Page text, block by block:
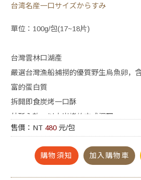
台湾名産一口サイズからすみ
單位：100g/包(17~18片)
台灣雲林口湖產
嚴選台灣漁船捕撈的優質野生烏魚卵，
富的蛋白質
拆開即食炭烤一口酥
外酥內軟，以木炭烤的方式調理
讓烏魚子的腥味較淡還有淡淡的燒烤炭香
有別於傳統的斜切，容易黏牙沾齒，
售價：NT 480 元/包
購物須知 加入購物車